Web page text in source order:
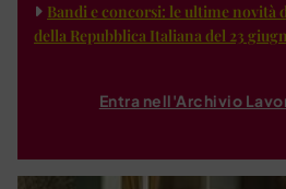
Bandi e concorsi: le ultime novità
della Repubblica Italiana del 23
Entra nell'Archivio